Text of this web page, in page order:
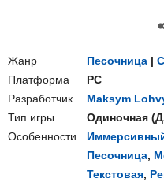
Жанр Песочница |
Платформа
PC
Разработчик
Maksym
Тип игры
Одиночная (
Особенности
Песочница,
Текстовая,